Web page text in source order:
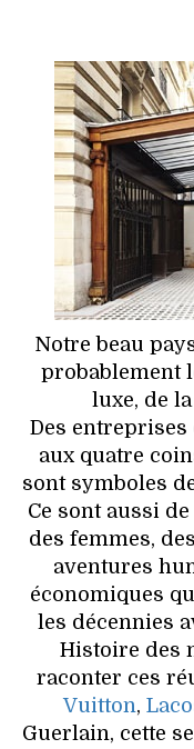
Notre beau
probablement
luxe, de
Des
aux quatre
sont symboles
Ce sont aussi
des femmes,
aventures
économiques
les décennies
Histoire des
raconter ces
Vuitton,
Guerlain, cette